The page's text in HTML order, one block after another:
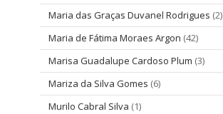
Maria das Graças Duvanel Rodrigues (2)
Maria de Fátima Moraes Argon (42)
Marisa Guadalupe Cardoso Plum (3)
Mariza da Silva Gomes (6)
Murilo Cabral Silva (1)